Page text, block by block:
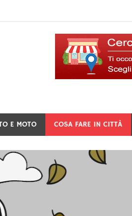
Di Lancusi
E MOTO COSA FARE IN CITTÀ